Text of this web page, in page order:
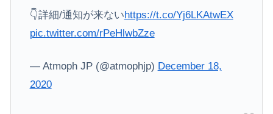
👇詳細/通知が来ないhttps://t.co/Yj6LKAtwEX
pic.twitter.com/rPeHlwbZze
— Atmoph JP (@atmophjp) December 18,
2020